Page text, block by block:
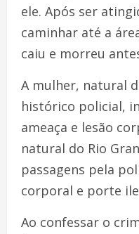
ele. Após ser
caminhar até a
caiu e morreu
A mulher, natural
histórico policial,
ameaça e lesão
natural do Rio
passagens pela
corporal e porte
Ao confessar o